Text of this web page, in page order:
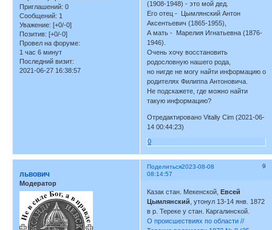
Приглашений: 0
Сообщений: 1
Уважение: [+0/-0]
Позитив: [+0/-0]
Провел на форуме:
1 час 6 минут
Последний визит:
2021-06-27 16:38:57
(1908-1948) - это мой дед.
Его отец - Цымлянский Антон
Аксентьевич (1865-1955),
А мать - Марелия Игнатьевна (1876-
1946).
Очень хочу восстановить
родословную нашего рода,
но нигде не могу найти информацию о
родителях Филиппа Антоновича.
Не подскажете, где можно найти
такую информацию?
Отредактировано Vitaliy Cim (2021-06-
14 00:44:23)
0
Поделиться 9
2023-08-08
08:14:57
львович
Модератор
Казак стан. Мекенской,Евсей
Цымлянский , утонул 13-14 янв. 1872
в р. Тереке у стан. Каргалинской.
О происшествиях по области //